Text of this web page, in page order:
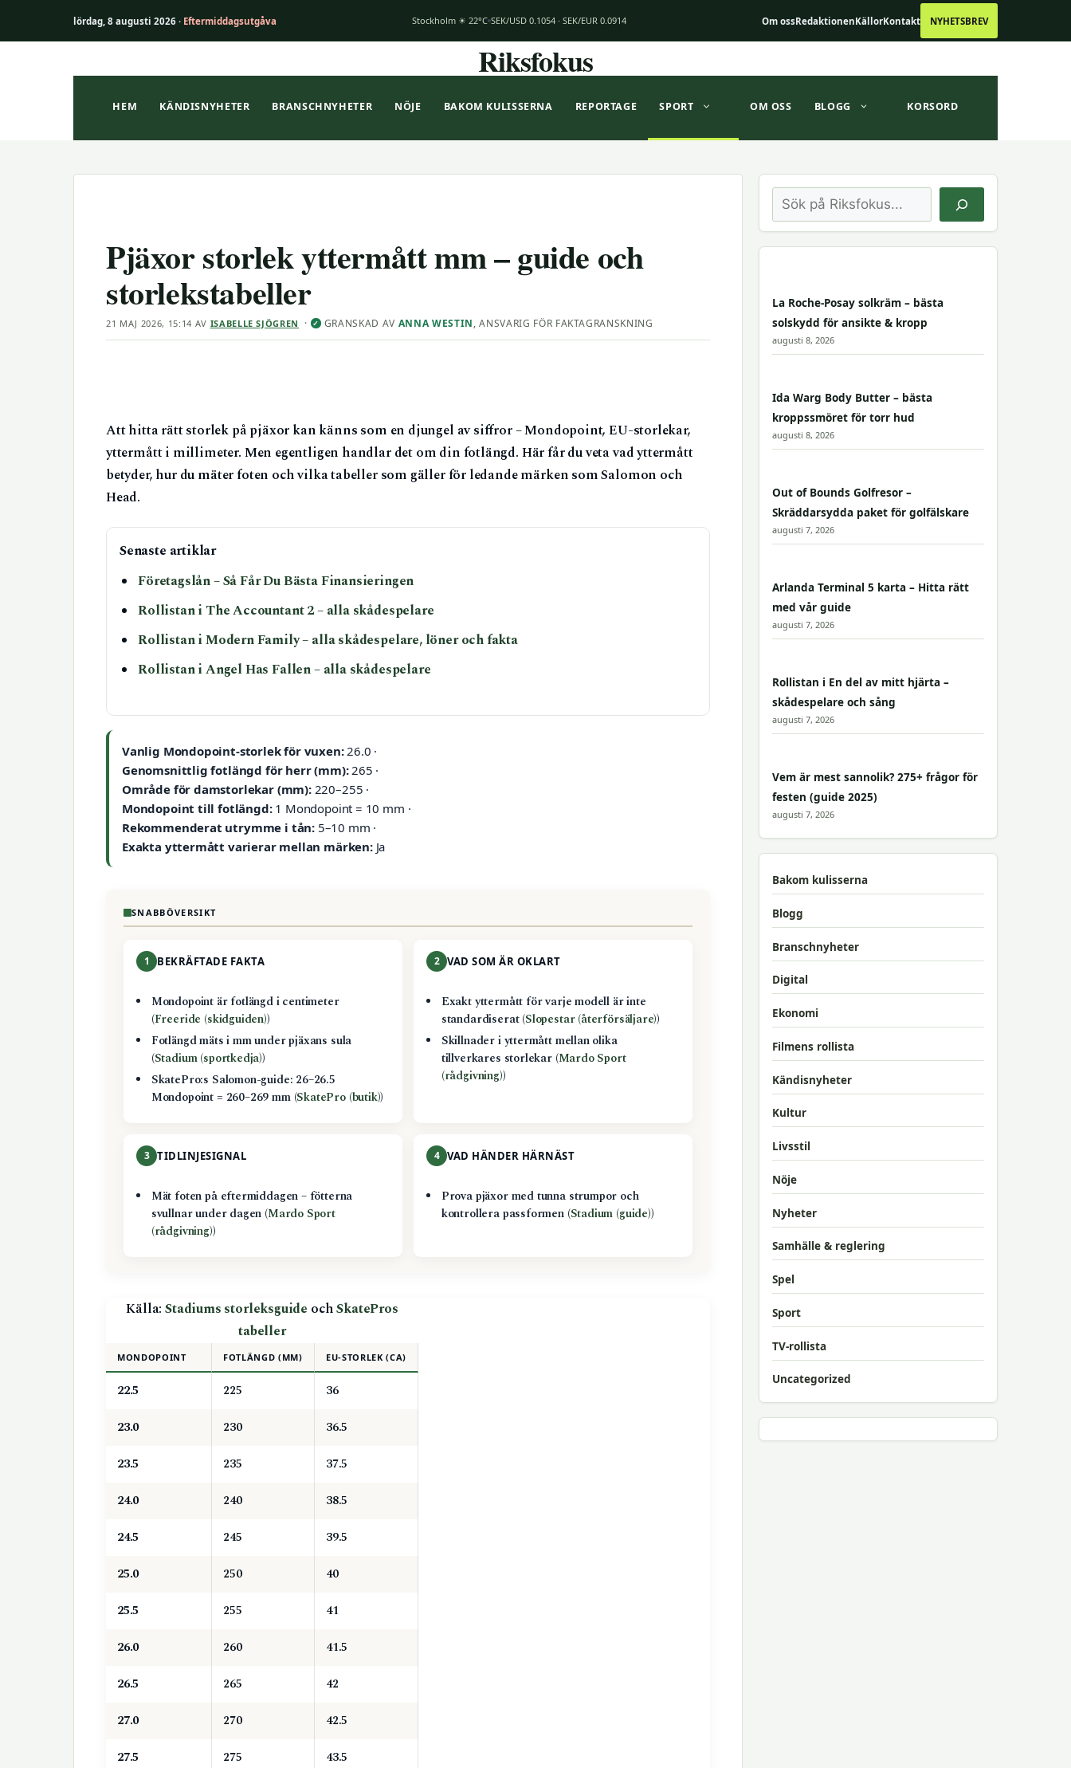
lördag, 8 augusti 2026 · Eftermiddagsutgåva Stockholm ☀ 22°C SEK/USD 0.1054 · SEK/EUR 0.0914 Om ossRedaktionenKällorKontakt NYHETSBREV
Riksfokus
HEM KÄNDISNYHETER BRANSCHNYHETER NÖJE BAKOM KULISSERNA REPORTAGE SPORT OM OSS BLOGG KORSORD
Pjäxor storlek yttermått mm – guide och
storlekstabeller
21 MAJ 2026, 15:14 AV ISABELLE SJÖGREN · ✓ GRANSKAD AV ANNA WESTIN, ANSVARIG FÖR FAKTAGRANSKNING
Att hitta rätt storlek på pjäxor kan känns som en djungel av siffror – Mondopoint, EU-storlekar,
yttermått i millimeter. Men egentligen handlar det om din fotlängd. Här får du veta vad yttermått
betyder, hur du mäter foten och vilka tabeller som gäller för ledande märken som Salomon och
Head.
Senaste artiklar
Företagslån – Så Får Du Bästa Finansieringen
Rollistan i The Accountant 2 – alla skådespelare
Rollistan i Modern Family – alla skådespelare, löner och fakta
Rollistan i Angel Has Fallen – alla skådespelare
Vanlig Mondopoint-storlek för vuxen:26.0 ·
Genomsnittlig fotlängd för herr (mm):265 ·
Område för damstorlekar (mm):220–255 ·
Mondopoint till fotlängd:1 Mondopoint = 10 mm ·
Rekommenderat utrymme i tån:5–10 mm ·
Exakta yttermått varierar mellan märken:Ja
SNABBÖVERSIKT
1 BEKRÄFTADE FAKTA
Mondopoint är fotlängd i centimeter
(Freeride (skidguiden))
Fotlängd mäts i mm under pjäxans sula
(Stadium (sportkedja))
SkatePro:s Salomon-guide: 26–26.5
Mondopoint = 260–269 mm (SkatePro (butik))
2 VAD SOM ÄR OKLART
Exakt yttermått för varje modell är inte
standardiserat (Slopestar (återförsäljare))
Skillnader i yttermått mellan olika
tillverkares storlekar (Mardo Sport
(rådgivning))
3 TIDLINJESIGNAL
Mät foten på eftermiddagen – fötterna
svullnar under dagen (Mardo Sport
(rådgivning))
4 VAD HÄNDER HÄRNÄST
Prova pjäxor med tunna strumpor och
kontrollera passformen (Stadium (guide))
Källa:Stadiums storleksguide ochSkatePros
tabeller
MONDOPOINT FOTLÄNGD (MM) EU-STORLEK (CA)
22.5 225
36
23.0
230
36.5
23.5
235
37.5
24.0
240
38.5
24.5
245
39.5
25.0
250
40
25.5
255
41
26.0
260
41.5
26.5
265
42
27.0
270
42.5
27.5
275
43.5
Sök
La Roche-Posay solkräm – bästa
solskydd för ansikte & kropp
augusti 8, 2026
Ida Warg Body Butter – bästa
kroppssmöret för torr hud
augusti 8, 2026
Out of Bounds Golfresor –
Skräddarsydda paket för golfälskare
augusti 7, 2026
Arlanda Terminal 5 karta – Hitta rätt
med vår guide
augusti 7, 2026
Rollistan i En del av mitt hjärta –
skådespelare och sång
augusti 7, 2026
Vem är mest sannolik? 275+ frågor för
festen (guide 2025)
augusti 7, 2026
Bakom kulisserna
Blogg
Branschnyheter
Digital
Ekonomi
Filmens rollista
Kändisnyheter
Kultur
Livsstil
Nöje
Nyheter
Samhälle & reglering
Spel
Sport
TV-rollista
Uncategorized